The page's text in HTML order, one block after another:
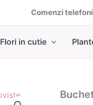
Comenzi
Flori in cutie